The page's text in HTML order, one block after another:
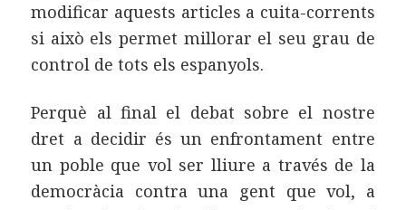
modificar aquests articles a cuita-corrents
si això els permet millorar el seu grau de
control de tots els espanyols.
Perquè al final el debat sobre el nostre
dret a decidir és un enfrontament entre
un poble que vol ser lliure a través de la
democràcia contra una gent que vol, a